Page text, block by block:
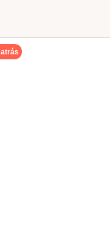
atrás